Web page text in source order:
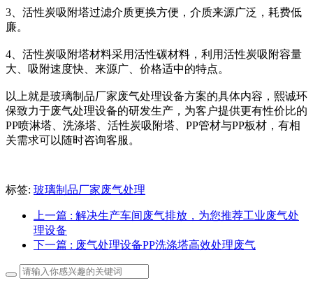
3、活性炭吸附塔过滤介质更换方便，介质来源广泛，耗费低
廉。
4、活性炭吸附塔材料采用活性碳材料，利用活性炭吸附容量
大、吸附速度快、来源广、价格适中的特点。
以上就是玻璃制品厂家废气处理设备方案的具体内容，熙诚环
保致力于废气处理设备的研发生产，为客户提供更有性价比的
PP喷淋塔、洗涤塔、活性炭吸附塔、PP管材与PP板材，有相
关需求可以随时咨询客服。
标签: 玻璃制品厂家废气处理
上一篇 : 解决生产车间废气排放，为您推荐工业废气处
理设备
下一篇 : 废气处理设备PP洗涤塔高效处理废气